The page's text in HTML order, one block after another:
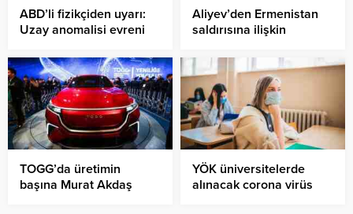
ABD’li fizikçiden uyarı:
Uzay anomalisi evreni
Aliyev’den Ermenistan
saldırısına ilişkin
TOGG’da üretimin
başına Murat Akdaş
YÖK üniversitelerde
alınacak corona virüs